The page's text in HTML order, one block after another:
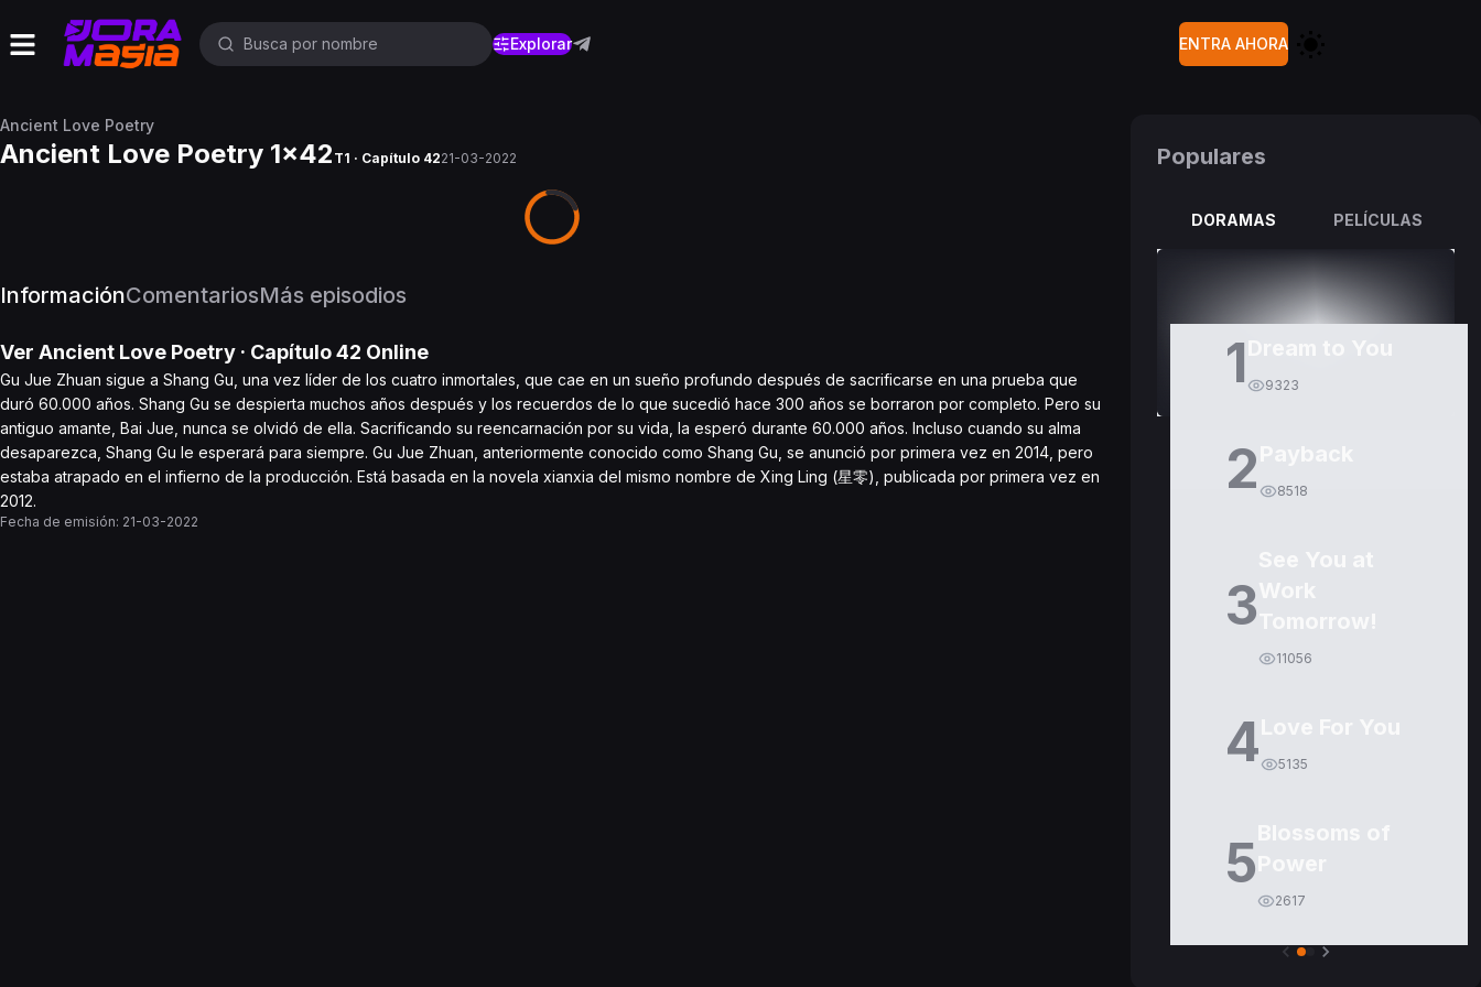
Explorar ENTRA AHORA
Ancient Love Poetry
Ancient Love Poetry 1x42 T1 · Capítulo 4221-03-2022
InformaciónComentariosMás episodios
Ver Ancient Love Poetry · Capítulo42 Online
Gu Jue Zhuan sigue a Shang Gu, una vez líder de los cuatro inmortales, que cae en un sueño profundo después de sacrificarse en una prueba que
duró 60.000 años. Shang Gu se despierta muchos años después y los recuerdos de lo que sucedió hace 300 años se borraron por completo. Pero su
antiguo amante, Bai Jue, nunca se olvidó de ella. Sacrificando su reencarnación por su vida, la esperó durante 60.000 años. Incluso cuando su alma
desaparezca, Shang Gu le esperará para siempre. Gu Jue Zhuan, anteriormente conocido como Shang Gu, se anunció por primera vez en 2014, pero
estaba atrapado en el infierno de la producción. Está basada en la novela xianxia del mismo nombre de Xing Ling (星零), publicada por primera vez en
2012.
Fecha de emisión: 21-03-2022
Populares
DORAMAS PELÍCULAS
1 9323
2 8518
3
11056
4 5135
5
2617